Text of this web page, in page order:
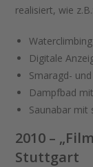
realisiert, wie z.B.:
Digitale
Smaragd-
Dampfbad
Saunabar mit
2010 –
Stuttgart